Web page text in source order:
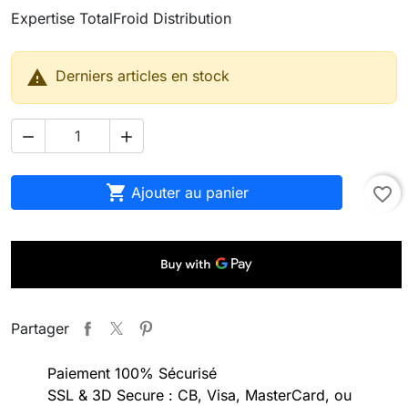
Expertise TotalFroid Distribution
 Derniers articles en stock
 
 Ajouter au panier favorite_border
Partager
Paiement 100% Sécurisé
SSL & 3D Secure : CB, Visa, MasterCard, ou